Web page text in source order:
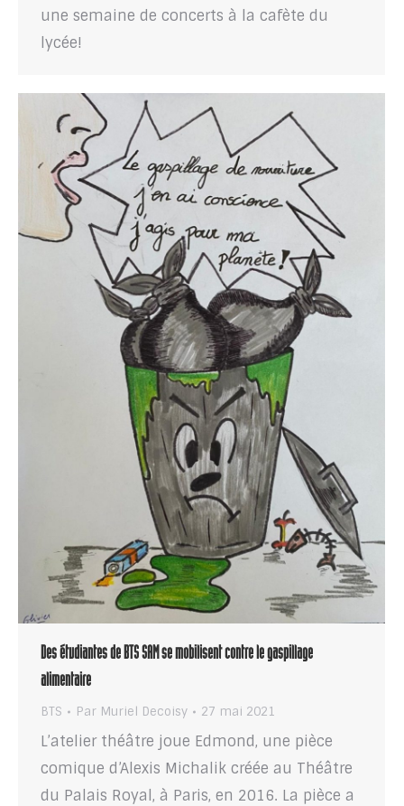
une semaine de concerts à la cafète du
lycée!
Des étudiantes de BTS SAM se mobilisent contre le gaspillage
alimentaire
BTS Par Muriel Decoisy 27 mai 2021
L’atelier théâtre joue Edmond, une pièce
comique d’Alexis Michalik créée au Théâtre
du Palais Royal, à Paris, en 2016. La pièce a